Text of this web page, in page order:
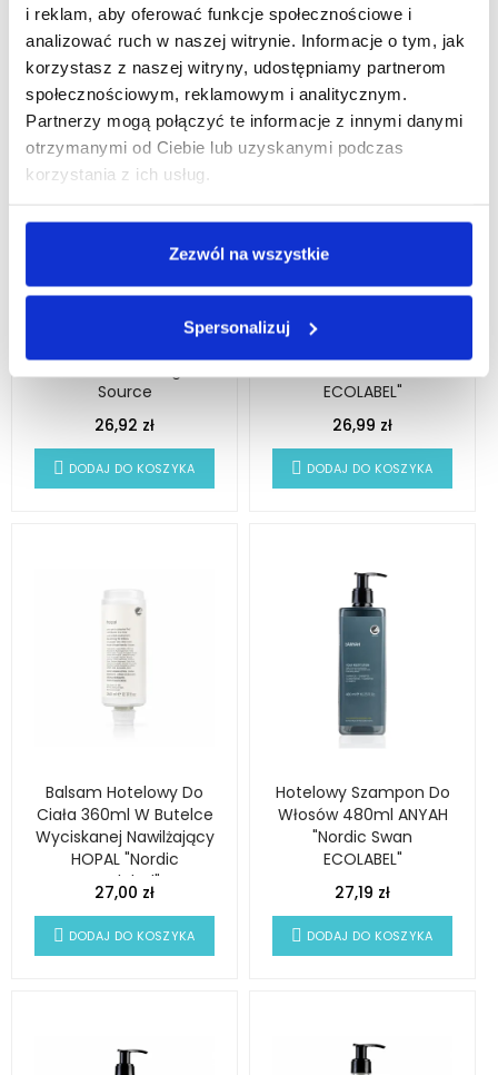
i reklam, aby oferować funkcje społecznościowe i
analizować ruch w naszej witrynie. Informacje o tym, jak
korzystasz z naszej witryny, udostępniamy partnerom
społecznościowym, reklamowym i analitycznym.
Partnerzy mogą połączyć te informacje z innymi danymi
otrzymanymi od Ciebie lub uzyskanymi podczas
korzystania z ich usług.
Zezwól na wszystkie
Spersonalizuj
Biały Uchwyt Na
Source
26,92 zł
DODAJ DO KOSZYKA
Hotelowy Żel Pod
ECOLABEL"
26,99 zł
DODAJ DO KOSZYKA
Balsam Hotelowy Do
Ciała 360ml W Butelce
Wyciskanej Nawilżający
HOPAL "Nordic
Ecolabel"
27,00 zł
DODAJ DO KOSZYKA
Hotelowy Szampon Do
Włosów 480ml ANYAH
"Nordic Swan
ECOLABEL"
27,19 zł
DODAJ DO KOSZYKA